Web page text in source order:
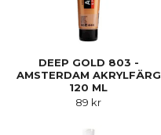
DEEP GOLD 803 -
AMSTERDAM AKRYLFÄRG
120 ML
89 kr